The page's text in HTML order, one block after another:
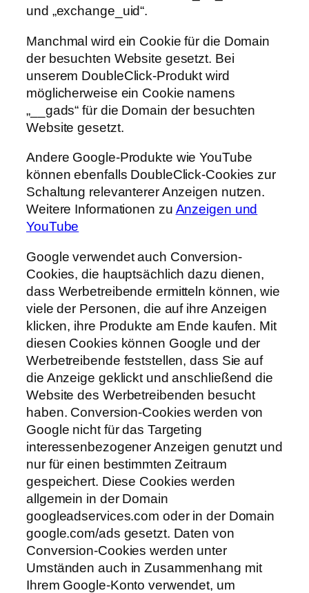
und „exchange_uid“.
Manchmal wird ein Cookie für die Domain
der besuchten Website gesetzt. Bei
unserem DoubleClick-Produkt wird
möglicherweise ein Cookie namens
„__gads“ für die Domain der besuchten
Website gesetzt.
Andere Google-Produkte wie YouTube
können ebenfalls DoubleClick-Cookies zur
Schaltung relevanterer Anzeigen nutzen.
Weitere Informationen zu Anzeigen und
YouTube
Google verwendet auch Conversion-
Cookies, die hauptsächlich dazu dienen,
dass Werbetreibende ermitteln können, wie
viele der Personen, die auf ihre Anzeigen
klicken, ihre Produkte am Ende kaufen. Mit
diesen Cookies können Google und der
Werbetreibende feststellen, dass Sie auf
die Anzeige geklickt und anschließend die
Website des Werbetreibenden besucht
haben. Conversion-Cookies werden von
Google nicht für das Targeting
interessenbezogener Anzeigen genutzt und
nur für einen bestimmten Zeitraum
gespeichert. Diese Cookies werden
allgemein in der Domain
googleadservices.com oder in der Domain
google.com/ads gesetzt. Daten von
Conversion-Cookies werden unter
Umständen auch in Zusammenhang mit
Ihrem Google-Konto verwendet, um